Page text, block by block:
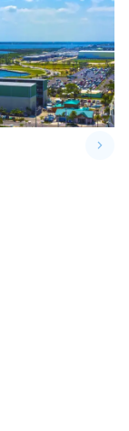
keyboard_arrow_right